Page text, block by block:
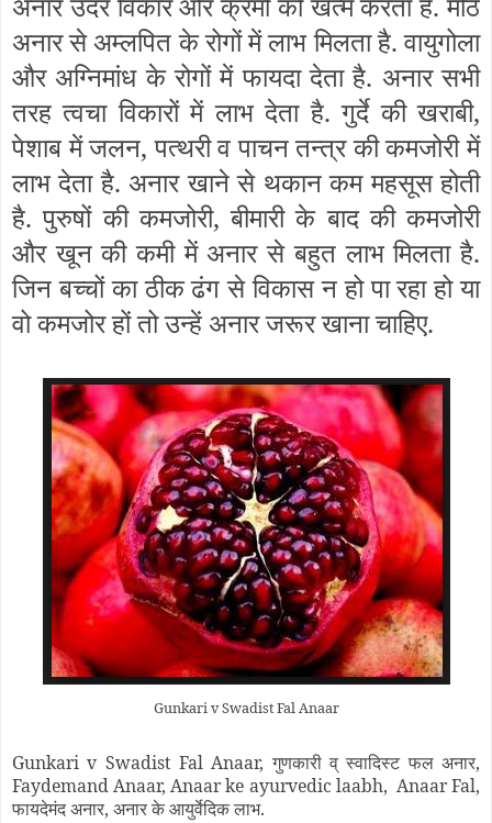
अनार से अम्लपित के रोगों में लाभ मिलता है. वायुगोला
और अग्निमांध के रोगों में फायदा देता है. अनार सभी
तरह त्वचा विकारों में लाभ देता है. गुर्दे की खराबी,
पेशाब में जलन, पत्थरी व पाचन तन्त्र की कमजोरी में
लाभ देता है. अनार खाने से थकान कम महसूस होती
है. पुरुषों की कमजोरी, बीमारी के बाद की कमजोरी
और खून की कमी में अनार से बहुत लाभ मिलता है.
जिन बच्चों का ठीक ढंग से विकास न हो पा रहा हो या
वो कमजोर हों तो उन्हें अनार जरूर खाना चाहिए.
Gunkari v Swadist Fal Anaar
Gunkari v Swadist Fal Anaar, गुणकारी व् स्वादिस्ट फल अनार,
Faydemand Anaar, Anaar ke ayurvedic laabh, Anaar Fal,
फायदेमंद अनार, अनार के आयुर्वेदिक लाभ.